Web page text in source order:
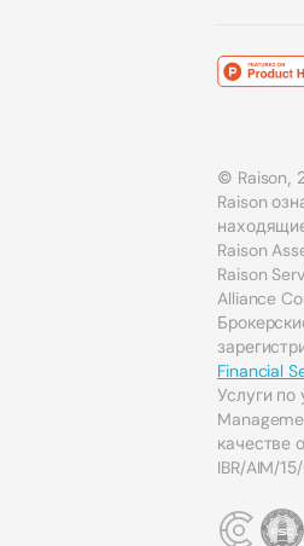
© Raison,
Raison
Raison
Raison
Alliance
Financial
Услуги по
качестве
IBR/AIM/